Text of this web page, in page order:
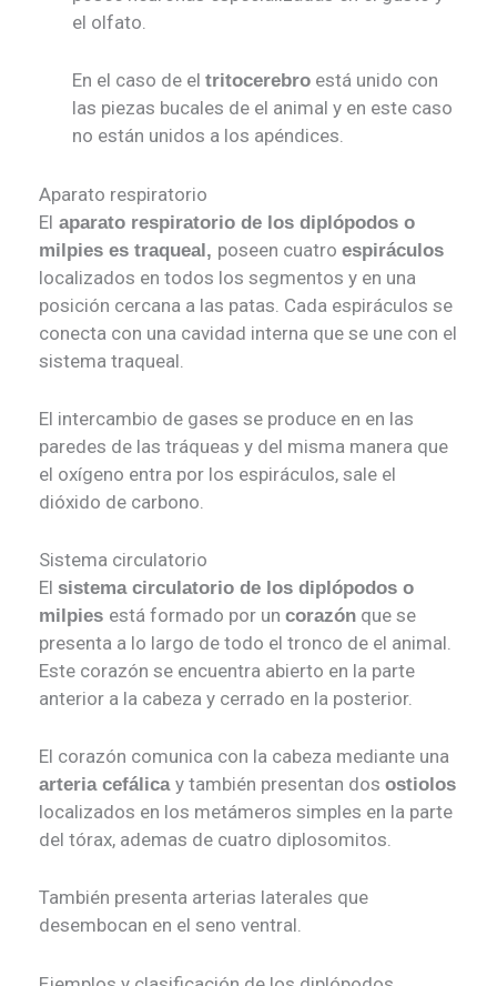
el olfato.
En el caso de el tritocerebro está unido con
las piezas bucales de el animal y en este caso
no están unidos a los apéndices.
Aparato respiratorio
El aparato respiratorio de los diplópodos o
milpies es traqueal, poseen cuatro espiráculos
localizados en todos los segmentos y en una
posición cercana a las patas. Cada espiráculos se
conecta con una cavidad interna que se une con el
sistema traqueal.
El intercambio de gases se produce en en las
paredes de las tráqueas y del misma manera que
el oxígeno entra por los espiráculos, sale el
dióxido de carbono.
Sistema circulatorio
El sistema circulatorio de los diplópodos o
milpies está formado por un corazón que se
presenta a lo largo de todo el tronco de el animal.
Este corazón se encuentra abierto en la parte
anterior a la cabeza y cerrado en la posterior.
El corazón comunica con la cabeza mediante una
arteria cefálica y también presentan dos ostiolos
localizados en los metámeros simples en la parte
del tórax, ademas de cuatro diplosomitos.
También presenta arterias laterales que
desembocan en el seno ventral.